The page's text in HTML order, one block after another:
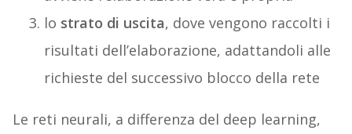
lo strato di uscita, dove vengono raccolti i
risultati dell’elaborazione, adattandoli alle
richieste del successivo blocco della rete
Le reti neurali, a differenza del deep learning,